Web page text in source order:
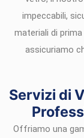
impeccabili,
materiali di
assicuriamo
Servizi di
Offriamo una